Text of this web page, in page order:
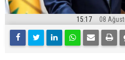
15:17 08